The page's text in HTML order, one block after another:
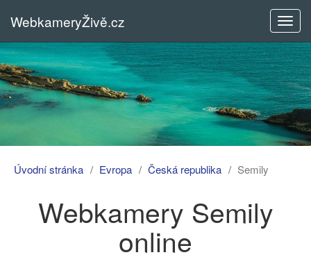
menu
WebkameryŽivě.cz
Úvodní stránka Evropa Česká republika Semily
Webkamery Semily
online